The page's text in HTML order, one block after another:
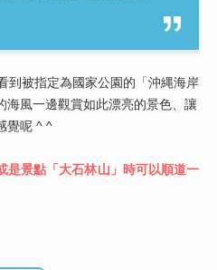
到被指定為國家公園的「沖縄海岸
海風一邊觀賞如此漂亮的景色、讓
覺呢 ^ ^
是景點「大石林山」時可以順道一